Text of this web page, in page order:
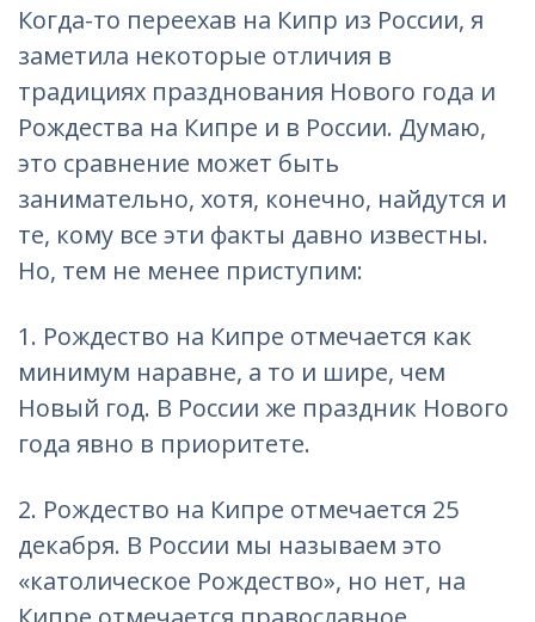
Когда-то переехав на Кипр из России, я
заметила некоторые отличия в
традициях празднования Нового года и
Рождества на Кипре и в России. Думаю,
это сравнение может быть
занимательно, хотя, конечно, найдутся и
те, кому все эти факты давно известны.
Но, тем не менее приступим:
1. Рождество на Кипре отмечается как
минимум наравне, а то и шире, чем
Новый год. В России же праздник Нового
года явно в приоритете.
2. Рождество на Кипре отмечается 25
декабря. В России мы называем это
«католическое Рождество», но нет, на